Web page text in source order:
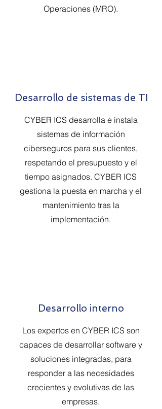
Operaciones (MRO).
Desarrollo de sistemas de TI
CYBER ICS desarrolla e instala
sistemas de información
ciberseguros para sus clientes,
respetando el presupuesto y el
tiempo asignados. CYBER ICS
gestiona la puesta en marcha y el
mantenimiento tras la
implementación.
Desarrollo interno
Los expertos en CYBER ICS son
capaces de desarrollar software y
soluciones integradas, para
responder a las necesidades
crecientes y evolutivas de las
empresas.